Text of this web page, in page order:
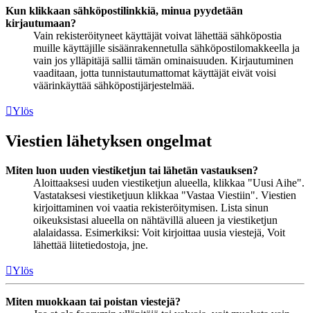
Kun klikkaan sähköpostilinkkiä, minua pyydetään
kirjautumaan?
Vain rekisteröityneet käyttäjät voivat lähettää sähköpostia
muille käyttäjille sisäänrakennetulla sähköpostilomakkeella ja
vain jos ylläpitäjä sallii tämän ominaisuuden. Kirjautuminen
vaaditaan, jotta tunnistautumattomat käyttäjät eivät voisi
väärinkäyttää sähköpostijärjestelmää.
Ylös
Viestien lähetyksen ongelmat
Miten luon uuden viestiketjun tai lähetän vastauksen?
Aloittaaksesi uuden viestiketjun alueella, klikkaa "Uusi Aihe".
Vastataksesi viestiketjuun klikkaa "Vastaa Viestiin". Viestien
kirjoittaminen voi vaatia rekisteröitymisen. Lista sinun
oikeuksistasi alueella on nähtävillä alueen ja viestiketjun
alalaidassa. Esimerkiksi: Voit kirjoittaa uusia viestejä, Voit
lähettää liitetiedostoja, jne.
Ylös
Miten muokkaan tai poistan viestejä?